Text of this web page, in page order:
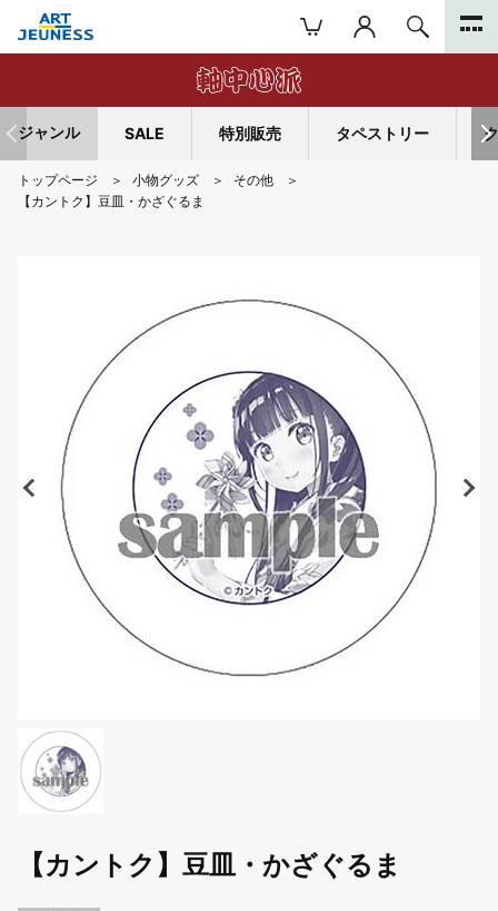
ジャンル SALE 特別販売 タペストリー
トップページ 小物グッズ
その他
【カントク】豆皿・かざぐるま
【カントク】豆皿・かざぐるま